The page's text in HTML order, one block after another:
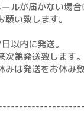
ルが届かない場合
い致します。
以内に発送。
第発送致します。
は発送をお休み致